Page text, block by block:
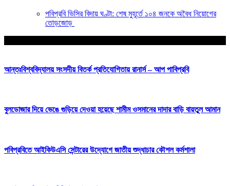
পবিপ্রবি ভিসির বিদায় ঘণ্টা: শেষ মুহূর্তে ১০৪ জনকে অবৈধ নিয়োগের
তোড়জোড়
আন্তঃবিশ্ববিদ্যালয় সংসদীয় বিতর্ক প্রতিযোগিতায় রানার্স – আপ পাবিপ্রবি
বুলডোজার দিয়ে ভেঙে গুড়িয়ে দেওয়া হয়েছে শামীম ওসমানের দাদার বাড়ি বায়তুল আমান
পবিপ্রবিতে আইকিউএসি সেন্টারের উদ্যোগে জাতীয় শুদ্ধাচার কৌশল কর্মশালা